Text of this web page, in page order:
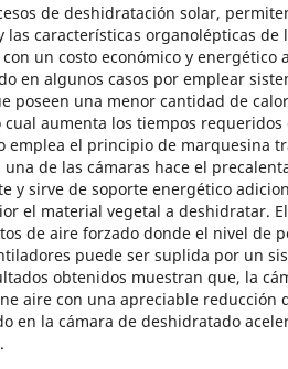
de deshidratación solar,
las características organolépticas
un costo económico y energético
en algunos casos por emplear
poseen una menor cantidad de
cual aumenta los tiempos
emplea el principio de marquesina
una de las cámaras hace el
y sirve de soporte energético
el material vegetal a deshidratar.
de aire forzado donde el nivel de
puede ser suplida por un
obtenidos muestran que, la
aire con una apreciable reducción
en la cámara de deshidratado